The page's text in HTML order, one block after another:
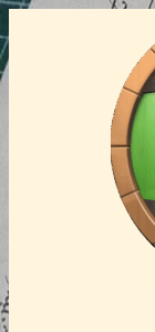
al